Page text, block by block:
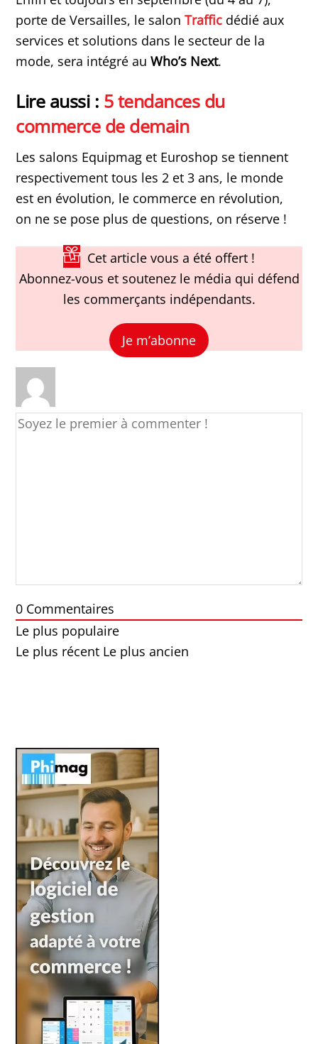
porte de Versailles, le salonTraffic dédié aux
services et solutions dans le secteur de la
mode, sera intégré auWho’s Next.
Lire aussi : 5 tendances du
commerce de demain
Les salons Equipmag et Euroshop se tiennent
respectivement tous les 2 et 3 ans, le monde
est en évolution, le commerce en révolution,
on ne se pose plus de questions, on réserve !
Cet article vous a été offert !
Abonnez-vous et soutenez le média qui défend
les commerçants indépendants.
Je m’abonne
0 Commentaires
Le plus populaire
Le plus récent Le plus ancien